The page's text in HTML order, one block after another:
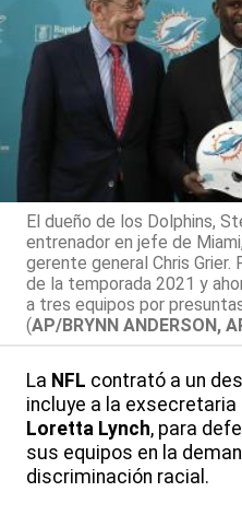
El dueño de los Dolphins,
entrenador en jefe de
gerente general Chris
de la temporada 2021 y
a tres equipos por
(AP/BRYNN ANDERSON,
La NFL contrató a un
incluye a la
Loretta Lynch, para
sus equipos en la
discriminación racial.